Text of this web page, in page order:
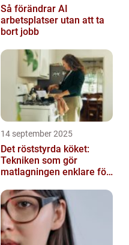
Så förändrar AI
arbetsplatser utan att ta
bort jobb
14 september 2025
Det röststyrda köket:
Tekniken som gör
matlagningen enklare för